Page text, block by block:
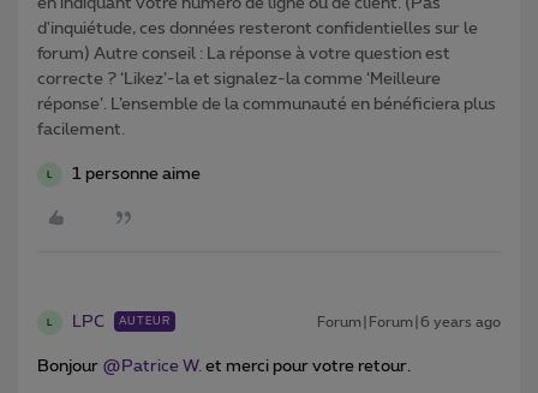
en indiquant votre numéro de ligne ou de client. (Pas
d'inquiétude, ces données resteront confidentielles sur le
forum) Autre conseil : La réponse à votre question est
correcte ? ‘Likez’-la et signalez-la comme ‘Meilleure
réponse’. L’ensemble de la communauté en bénéficiera plus
facilement.
L 1 personne aime
L LPC AUTEUR Forum|Forum|6 years ago
Bonjour @Patrice W. et merci pour votre retour.